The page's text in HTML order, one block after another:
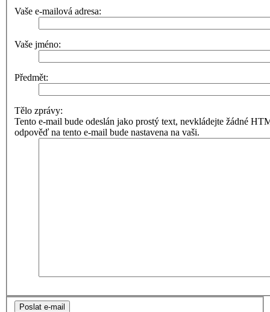
Vaše e-mailová adresa:
Vaše jméno:
Předmět:
Tělo zprávy:
Tento e-mail bude odeslán jako prostý text, nevkládejte žádné
odpověď na tento e-mail bude nastavena na vaši.